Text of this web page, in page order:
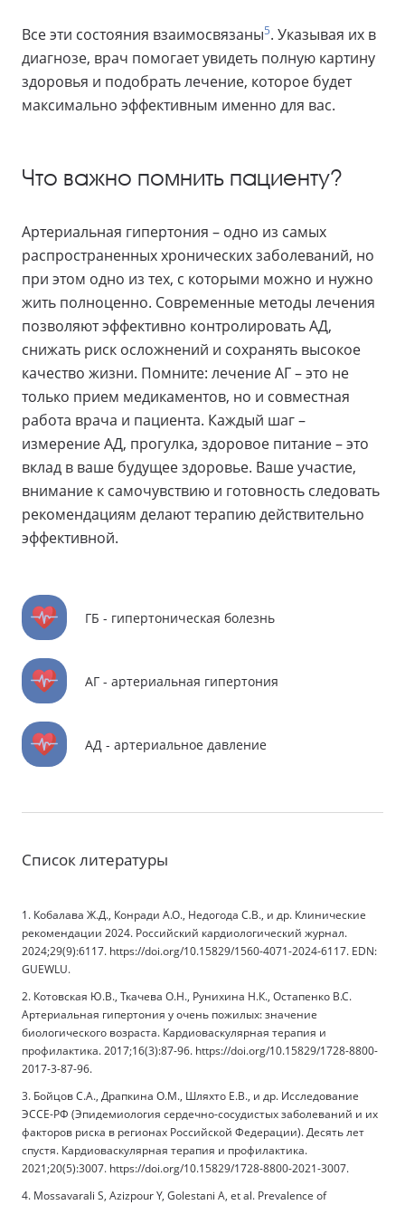
Все эти состояния взаимосвязаны5. Указывая их в
диагнозе, врач помогает увидеть полную картину
здоровья и подобрать лечение, которое будет
максимально эффективным именно для вас.
Что важно помнить пациенту?
Артериальная гипертония – одно из самых
распространенных хронических заболеваний, но
при этом одно из тех, с которыми можно и нужно
жить полноценно. Современные методы лечения
позволяют эффективно контролировать АД,
снижать риск осложнений и сохранять высокое
качество жизни. Помните: лечение АГ – это не
только прием медикаментов, но и совместная
работа врача и пациента. Каждый шаг –
измерение АД, прогулка, здоровое питание – это
вклад в ваше будущее здоровье. Ваше участие,
внимание к самочувствию и готовность следовать
рекомендациям делают терапию действительно
эффективной.
ГБ - гипертоническая болезнь
АГ - артериальная гипертония
АД - артериальное давление
Список литературы
1. Кобалава Ж.Д., Конради А.О., Недогода С.В., и др. Клинические
рекомендации 2024. Российский кардиологический журнал.
2024;29(9):6117. https://doi.org/10.15829/1560-4071-2024-6117. EDN:
GUEWLU.
2. Котовская Ю.В., Ткачева О.Н., Рунихина Н.К., Остапенко В.С.
Артериальная гипертония у очень пожилых: значение
биологического возраста. Кардиоваскулярная терапия и
профилактика. 2017;16(3):87-96. https://doi.org/10.15829/1728-8800-
2017-3-87-96.
3. Бойцов С.А., Драпкина О.М., Шляхто Е.В., и др. Исследование
ЭССЕ-РФ (Эпидемиология сердечно-сосудистых заболеваний и их
факторов риска в регионах Российской Федерации). Десять лет
спустя. Кардиоваскулярная терапия и профилактика.
2021;20(5):3007. https://doi.org/10.15829/1728-8800-2021-3007.
4. Mossavarali S, Azizpour Y, Golestani A, et al. Prevalence of